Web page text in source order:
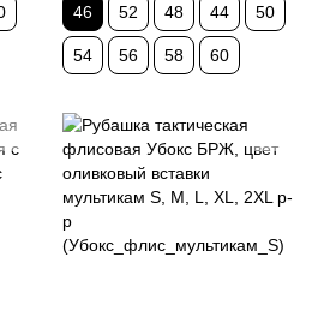
46 52 48 44 50
54 56 58 60